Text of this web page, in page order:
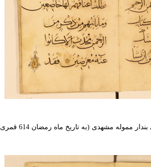
مموله مشهدی (به تاریخ ماه رمضان 614 قمری)